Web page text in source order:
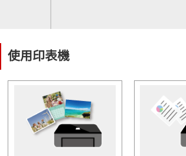
使用印表機